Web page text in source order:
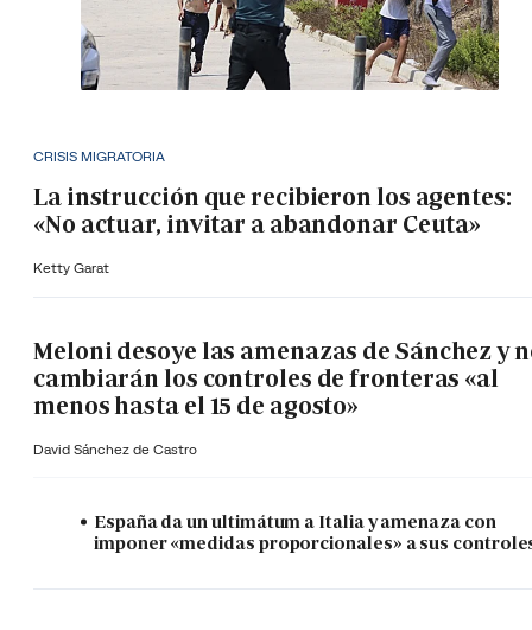
CRISIS MIGRATORIA
La instrucción que recibieron los agentes:
«No actuar, invitar a abandonar Ceuta»
Ketty Garat
Meloni desoye las amenazas de Sánchez y
cambiarán los controles de fronteras «al
menos hasta el 15 de agosto»
David Sánchez de Castro
España da un ultimátum a Italia y amenaza con
imponer «medidas proporcionales» a sus